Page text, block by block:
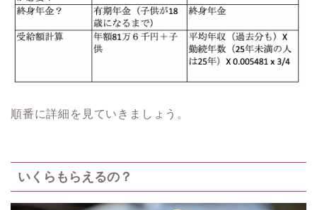
順番に詳細を見ていきましょう。
いくらもらえるの？